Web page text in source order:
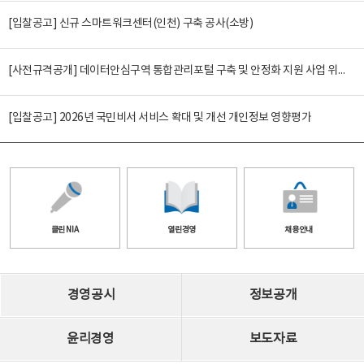
[입찰공고] 신규 스마트워크센터(인천) 구축 공사(소방)
[사전규격공개] 데이터안심구역 통합관리포털 구축 및 안정화 지원 사업 위탁감리
[입찰공고] 2026년 국민비서 서비스 확대 및 개선 개인정보 영향평가
클린 NIA 열린경영 채용안내
경영공시 정보공개
윤리경영 보도자료